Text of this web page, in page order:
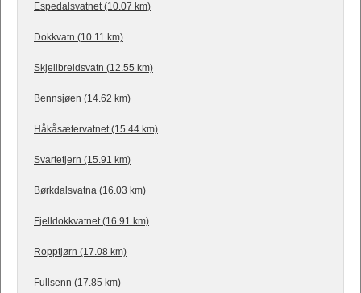
Espedalsvatnet (10.07 km)
Dokkvatn (10.11 km)
Skjellbreidsvatn (12.55 km)
Bennsjøen (14.62 km)
Håkåsætervatnet (15.44 km)
Svartetjern (15.91 km)
Børkdalsvatna (16.03 km)
Fjelldokkvatnet (16.91 km)
Ropptjørn (17.08 km)
Fullsenn (17.85 km)